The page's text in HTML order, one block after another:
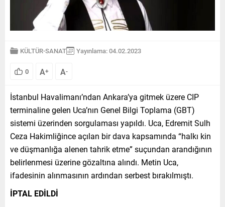
KÜLTÜR-SANAT Yayınlama: 04.02.2023
0 A+ A-
İstanbul Havalimanı’ndan Ankara’ya gitmek üzere CIP
terminaline gelen Uca’nın Genel Bilgi Toplama (GBT)
sistemi üzerinden sorgulaması yapıldı. Uca, Edremit Sulh
Ceza Hakimliğince açılan bir dava kapsamında “halkı kin
ve düşmanlığa alenen tahrik etme” suçundan arandığının
belirlenmesi üzerine gözaltına alındı. Metin Uca,
ifadesinin alınmasının ardından serbest bırakılmıştı.
İPTAL EDİLDİ